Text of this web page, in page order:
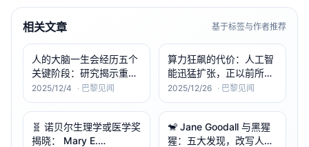
相关文章 基于标签与作者推荐
人的大脑一生会经历五个
关键阶段：研究揭示重要
转折年龄
2025/12/4 · 巴黎见闻
算力狂飙的代价：人工智
能迅猛扩张，正以前所未
有的方式消耗地球资源
2025/12/26 · 巴黎见闻
🧬 诺贝尔生理学或医学奖
揭晓： Mary E.
🐒 Jane Goodall 与黑猩
猩：五大发现，改写人类